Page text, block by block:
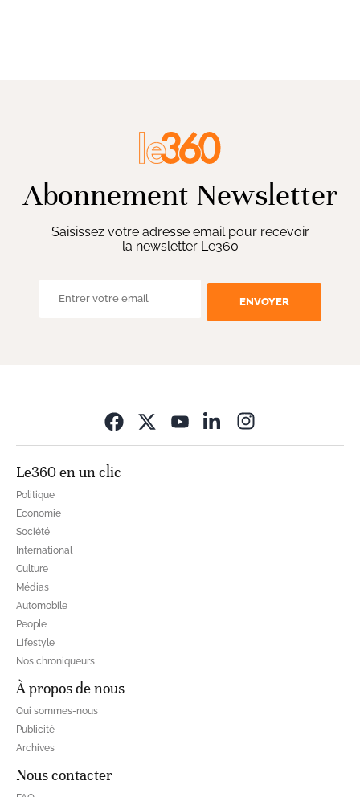
Abonnement Newsletter
Saisissez votre adresse email pour recevoir
la newsletter Le360
ENVOYER
Le360 en un clic
Politique
Economie
Société
International
Culture
Médias
Automobile
People
Lifestyle
Nos chroniqueurs
À propos de nous
Qui sommes-nous
Publicité
Archives
Nous contacter